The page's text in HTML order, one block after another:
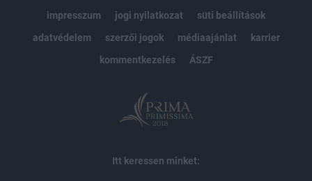
impresszum
jogi nyilatkozat
süti beállítások
adatvédelem
szerzői jogok médiaajánlat
karrier
kommentkezelés
ÁSZF
Itt keressen minket: